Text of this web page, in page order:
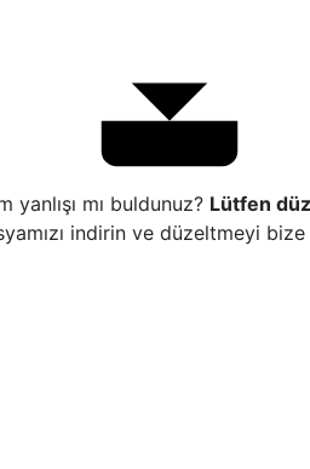
yanlışı mı buldunuz? Lütfen
indirin ve düzeltmeyi